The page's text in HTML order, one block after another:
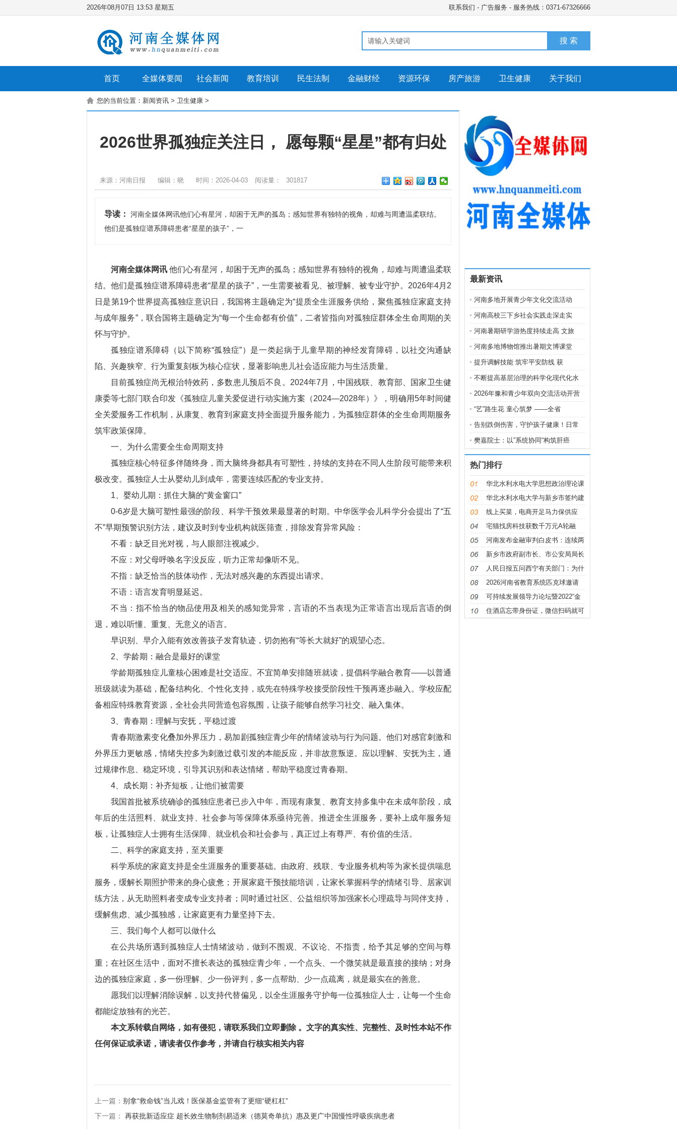
联系我们 - 广告服务 - 服务热线：0371-67326666
2026年08月07日 13:53 星期五
搜 索
首页 全媒体要闻 社会新闻 教育培训 民生法制 金融财经 资源环保 房产旅游 卫生健康 关于我们
您的当前位置： 新闻资讯 > 卫生健康 >
2026世界孤独症关注日， 愿每颗“星星”都有归处
来源：河南日报 编辑：晓 时间：2026-04-03 阅读量： 301817
导读：
河南全媒体网讯他们心有星河，却困于无声的孤岛；感知世界有独特的视角，却难与周遭温柔联结。
他们是孤独症谱系障碍患者“星星的孩子”，一
河南全媒体网讯 他们心有星河，却困于无声的孤岛；感知世界有独特的视角，却难与周遭温柔联
结。他们是孤独症谱系障碍患者“星星的孩子”，一生需要被看见、被理解、被专业守护。2026年4月2
日是第19个世界提高孤独症意识日，我国将主题确定为“提质全生涯服务供给，聚焦孤独症家庭支持
与成年服务”，联合国将主题确定为“每一个生命都有价值”，二者皆指向对孤独症群体全生命周期的关
怀与守护。
孤独症谱系障碍（以下简称“孤独症”）是一类起病于儿童早期的神经发育障碍，以社交沟通缺
陷、兴趣狭窄、行为重复刻板为核心症状，显著影响患儿社会适应能力与生活质量。
目前孤独症尚无根治特效药，多数患儿预后不良。2024年7月，中国残联、教育部、国家卫生健
康委等七部门联合印发《孤独症儿童关爱促进行动实施方案（2024—2028年）》，明确用5年时间健
全关爱服务工作机制，从康复、教育到家庭支持全面提升服务能力，为孤独症群体的全生命周期服务
筑牢政策保障。
一、为什么需要全生命周期支持
孤独症核心特征多伴随终身，而大脑终身都具有可塑性，持续的支持在不同人生阶段可能带来积
极改变。孤独症人士从婴幼儿到成年，需要连续匹配的专业支持。
1、婴幼儿期：抓住大脑的“黄金窗口”
0-6岁是大脑可塑性最强的阶段、科学干预效果最显著的时期。中华医学会儿科学分会提出了“五
不”早期预警识别方法，建议及时到专业机构就医筛查，排除发育异常风险：
不看：缺乏目光对视，与人眼部注视减少。
不应：对父母呼唤名字没反应，听力正常却像听不见。
不指：缺乏恰当的肢体动作，无法对感兴趣的东西提出请求。
不语：语言发育明显延迟。
不当：指不恰当的物品使用及相关的感知觉异常，言语的不当表现为正常语言出现后言语的倒
退，难以听懂、重复、无意义的语言。
早识别、早介入能有效改善孩子发育轨迹，切勿抱有“等长大就好”的观望心态。
2、学龄期：融合是最好的课堂
学龄期孤独症儿童核心困难是社交适应。不宜简单安排随班就读，提倡科学融合教育——以普通
班级就读为基础，配备结构化、个性化支持，或先在特殊学校接受阶段性干预再逐步融入。学校应配
备相应特殊教育资源，全社会共同营造包容氛围，让孩子能够自然学习社交、融入集体。
3、青春期：理解与安抚，平稳过渡
青春期激素变化叠加外界压力，易加剧孤独症青少年的情绪波动与行为问题。他们对感官刺激和
外界压力更敏感，情绪失控多为刺激过载引发的本能反应，并非故意叛逆。应以理解、安抚为主，通
过规律作息、稳定环境，引导其识别和表达情绪，帮助平稳度过青春期。
4、成长期：补齐短板，让他们被需要
我国首批被系统确诊的孤独症患者已步入中年，而现有康复、教育支持多集中在未成年阶段，成
年后的生活照料、就业支持、社会参与等保障体系亟待完善。推进全生涯服务，要补上成年服务短
板，让孤独症人士拥有生活保障、就业机会和社会参与，真正过上有尊严、有价值的生活。
二、科学的家庭支持，至关重要
科学系统的家庭支持是全生涯服务的重要基础。由政府、残联、专业服务机构等为家长提供喘息
服务，缓解长期照护带来的身心疲惫；开展家庭干预技能培训，让家长掌握科学的情绪引导、居家训
练方法，从无助照料者变成专业支持者；同时通过社区、公益组织等加强家长心理疏导与同伴支持，
缓解焦虑、减少孤独感，让家庭更有力量坚持下去。
三、我们每个人都可以做什么
在公共场所遇到孤独症人士情绪波动，做到不围观、不议论、不指责，给予其足够的空间与尊
重；在社区生活中，面对不擅长表达的孤独症青少年，一个点头、一个微笑就是最直接的接纳；对身
边的孤独症家庭，多一份理解、少一份评判，多一点帮助、少一点疏离，就是最实在的善意。
愿我们以理解消除误解，以支持代替偏见，以全生涯服务守护每一位孤独症人士，让每一个生命
都能绽放独有的光芒。
本文系转载自网络，如有侵犯，请联系我们立即删除 。文字的真实性、完整性、及时性本站不作
任何保证或承诺，请读者仅作参考，并请自行核实相关内容
上一篇： 别拿“救命钱”当儿戏！医保基金监管有了更细“硬杠杠”
下一篇： 再获批新适应症 超长效生物制剂易适来（德莫奇单抗）惠及更广中国慢性呼吸疾病患者
最新资讯
河南多地开展青少年文化交流活动
河南高校三下乡社会实践走深走实
河南暑期研学游热度持续走高 文旅
河南多地博物馆推出暑期文博课堂
提升调解技能 筑牢平安防线 获
不断提高基层治理的科学化现代化水
2026年豫和青少年双向交流活动开营
“艺”路生花 童心筑梦 ——全省
告别跌倒伤害，守护孩子健康！日常
樊嘉院士：以”系统协同“构筑肝癌
热门排行
华北水利水电大学思想政治理论课
华北水利水电大学与新乡市签约建
设
线上买菜，电商开足马力保供应
宅猫找房科技获数千万元A轮融
资，万
河南发布金融审判白皮书：连续两
年
新乡市政府副市长、市公安局局长
朱
人民日报五问西宁有关部门：为什
么
2026河南省教育系统匹克球邀请
赛举办
可持续发展领导力论坛暨2022“金
钥
住酒店忘带身份证，微信扫码就可